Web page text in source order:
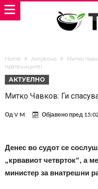
Home Актуелно
Митко
пратениците!
АКТУЕЛНО
Митко Чавков: Ги
ОдV M Објавено пред
Денес во судот се
„крвавиот четврток“, а
министер за внатрешни